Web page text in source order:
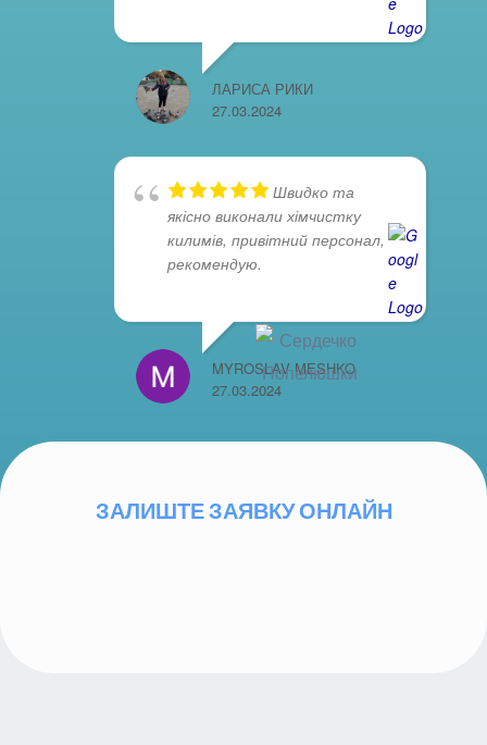
ЛАРИСА РИКИ
27.03.2024
Швидко та
якісно виконали хімчистку
килимів, привітний персонал,
рекомендую.
MYROSLAV MESHKO
27.03.2024
ЗАЛИШТЕ ЗАЯВКУ ОНЛАЙН